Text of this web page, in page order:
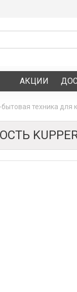
АКЦИИ
техника для